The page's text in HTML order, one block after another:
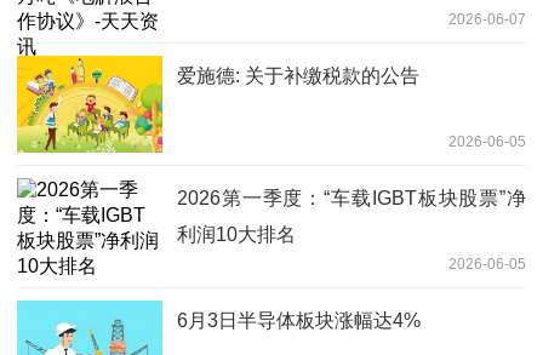
2026-06-07
爱施德: 关于补缴税款的公告
2026-06-05
2026第一季度：“车载IGBT板块股票”净
利润10大排名
2026-06-05
6月3日半导体板块涨幅达4%